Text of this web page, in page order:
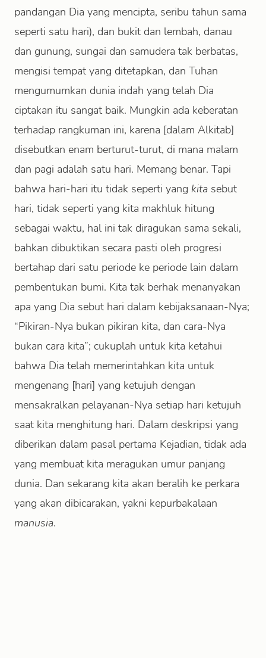
pandangan Dia yang mencipta, seribu tahun sama
seperti satu hari), dan bukit dan lembah, danau
dan gunung, sungai dan samudera tak berbatas,
mengisi tempat yang ditetapkan, dan Tuhan
mengumumkan dunia indah yang telah Dia
ciptakan itu sangat baik. Mungkin ada keberatan
terhadap rangkuman ini, karena [dalam Alkitab]
disebutkan enam berturut-turut, di mana malam
dan pagi adalah satu hari. Memang benar. Tapi
bahwa hari-hari itu tidak seperti yang kita sebut
hari, tidak seperti yang kita makhluk hitung
sebagai waktu, hal ini tak diragukan sama sekali,
bahkan dibuktikan secara pasti oleh progresi
bertahap dari satu periode ke periode lain dalam
pembentukan bumi. Kita tak berhak menanyakan
apa yang Dia sebut hari dalam kebijaksanaan-Nya;
“Pikiran-Nya bukan pikiran kita, dan cara-Nya
bukan cara kita”; cukuplah untuk kita ketahui
bahwa Dia telah memerintahkan kita untuk
mengenang [hari] yang ketujuh dengan
mensakralkan pelayanan-Nya setiap hari ketujuh
saat kita menghitung hari. Dalam deskripsi yang
diberikan dalam pasal pertama Kejadian, tidak ada
yang membuat kita meragukan umur panjang
dunia. Dan sekarang kita akan beralih ke perkara
yang akan dibicarakan, yakni kepurbakalaan
manusia.